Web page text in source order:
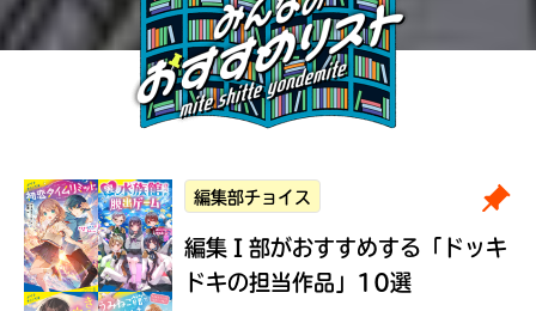
編集部チョイス
編集Ｉ部がおすすめする 「ドッキ
ドキの担当作品」10選